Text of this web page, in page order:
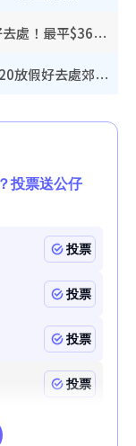
唱K推介2026︱全港13大卡啦OK好去處！最平$36起 日文K都有！(附地址+收費詳情)
假日好去處｜2026放假去邊好？逾20放假好去處郊外/秘景 休閒半日或一日遊